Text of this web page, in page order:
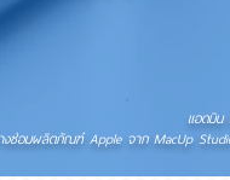
แอดมิน
งซ่อมผลิตภัณฑ์ Apple จาก MacUp